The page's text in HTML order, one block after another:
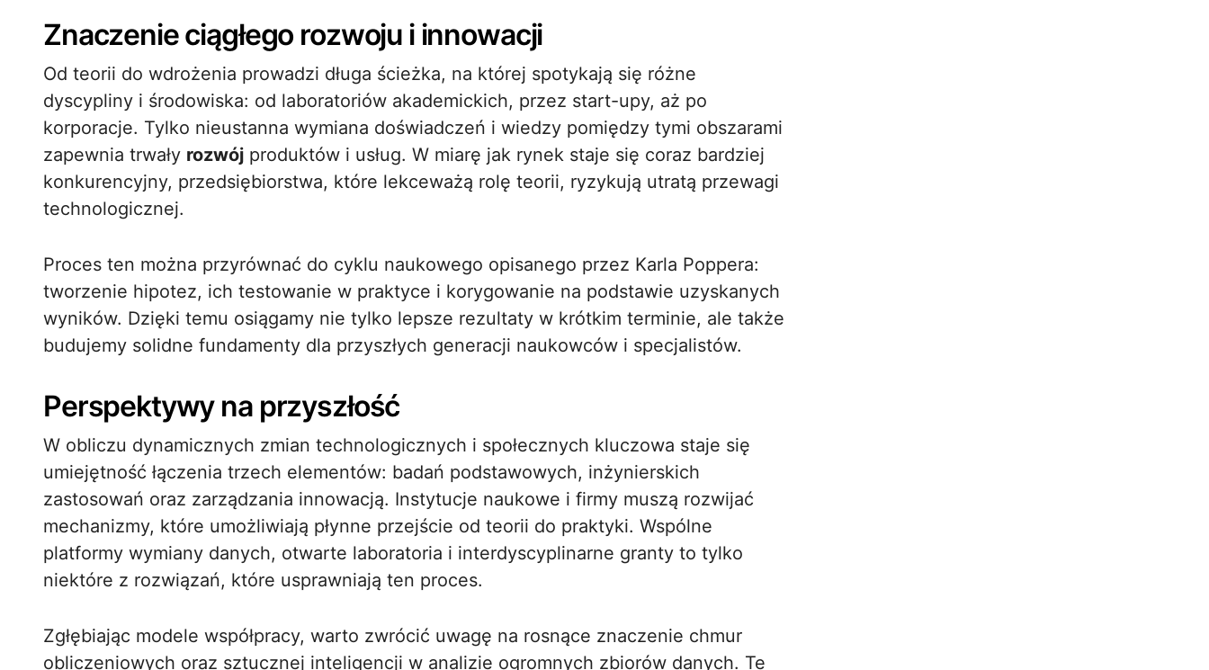
Znaczenie ciągłego rozwoju i innowacji
Od teorii do wdrożenia prowadzi długa ścieżka, na której spotykają się różne
dyscypliny i środowiska: od laboratoriów akademickich, przez start-upy, aż po
korporacje. Tylko nieustanna wymiana doświadczeń i wiedzy pomiędzy tymi obszarami
zapewnia trwały rozwój produktów i usług. W miarę jak rynek staje się coraz bardziej
konkurencyjny, przedsiębiorstwa, które lekceważą rolę teorii, ryzykują utratą przewagi
technologicznej.
Proces ten można przyrównać do cyklu naukowego opisanego przez Karla Poppera:
tworzenie hipotez, ich testowanie w praktyce i korygowanie na podstawie uzyskanych
wyników. Dzięki temu osiągamy nie tylko lepsze rezultaty w krótkim terminie, ale także
budujemy solidne fundamenty dla przyszłych generacji naukowców i specjalistów.
Perspektywy na przyszłość
W obliczu dynamicznych zmian technologicznych i społecznych kluczowa staje się
umiejętność łączenia trzech elementów: badań podstawowych, inżynierskich
zastosowań oraz zarządzania innowacją. Instytucje naukowe i firmy muszą rozwijać
mechanizmy, które umożliwiają płynne przejście od teorii do praktyki. Wspólne
platformy wymiany danych, otwarte laboratoria i interdyscyplinarne granty to tylko
niektóre z rozwiązań, które usprawniają ten proces.
Zgłębiając modele współpracy, warto zwrócić uwagę na rosnące znaczenie chmur
obliczeniowych oraz sztucznej inteligencji w analizie ogromnych zbiorów danych. Te